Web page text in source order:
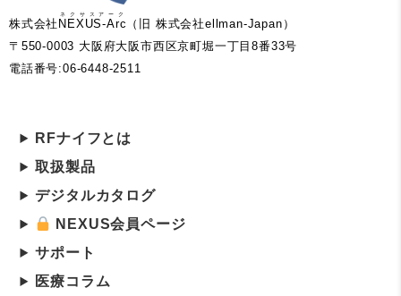
株式会社 NEXUS-Arc
ネクサスアーク
（旧 株式会社ellman-Japan）
〒550-0003 大阪府大阪市西区京町堀一丁目8番33号
電話番号:06-6448-2511
RFナイフとは
取扱製品
デジタルカタログ
NEXUS会員ページ
サポート
医療コラム